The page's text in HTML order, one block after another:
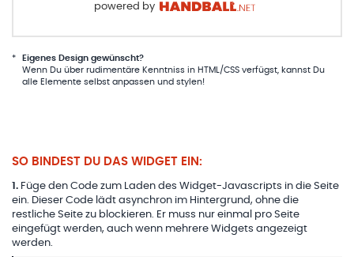
powered by
*
Eigenes Design gewünscht?
Wenn Du über rudimentäre Kenntniss in HTML/CSS verfügst, kannst Du
alle Elemente selbst anpassen und stylen!
SO BINDEST DU DAS WIDGET EIN:
1 . Füge den Code zum Laden des Widget-Javascripts in die Seite
ein. Dieser Code lädt asynchron im Hintergrund, ohne die
restliche Seite zu blockieren. Er muss nur einmal pro Seite
eingefügt werden, auch wenn mehrere Widgets angezeigt
werden.